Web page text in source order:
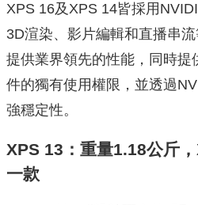
XPS 16及XPS 14皆採用
3D渲染、影片編輯和直播串
提供業界領先的性能，同時提
件的獨有使用權限，並透過
強穩定性。
XPS 13：重量1.18公斤
一款